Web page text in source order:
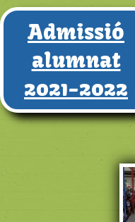
Admissió
alumnat
2021-2022